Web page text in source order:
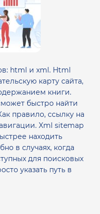
html и xml. Html
карту сайта,
книги.
быстро найти
правило, ссылку на
Xml sitemap
находить
в случаях, когда
для поисковых
указать путь в